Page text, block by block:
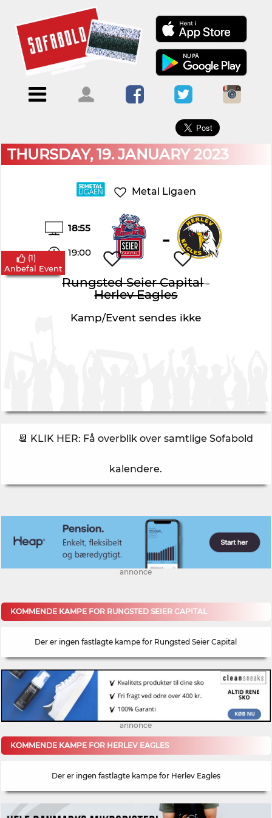
Menu
ForsideKalendere
Blogs
Om
Sofabold
Kontakt
bruger
ind
×
THURSDAY, 19. JANUARY 2023
Metal Ligaen
18:55
19:00 -
Rungsted Seier Capital-
Herlev Eagles
Kamp/Event sendes ikke
(1)
Anbefal Event
📆 KLIK HER: Få overblik over samtlige Sofabold
kalendere.
annonce
KOMMENDE KAMPE FOR RUNGSTED SEIER CAPITAL
Der er ingen fastlagte kampe for Rungsted Seier Capital
annonce
KOMMENDE KAMPE FOR HERLEV EAGLES
Der er ingen fastlagte kampe for Herlev Eagles